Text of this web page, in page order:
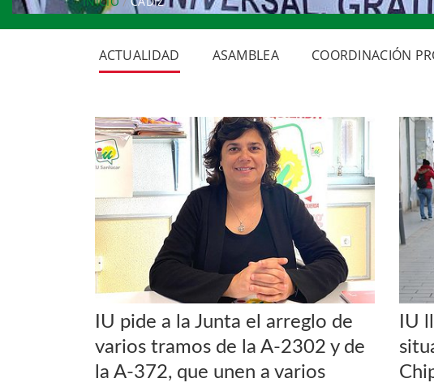
ACTUALIDAD ASAMBLEA COORDINACIÓN
IU pide a la Junta el arreglo de
varios tramos de la A-2302 y de
la A-372, que unen a varios
IU